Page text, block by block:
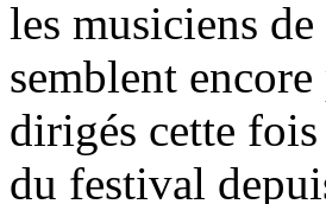
les musiciens
semblent
dirigés cette
du festival